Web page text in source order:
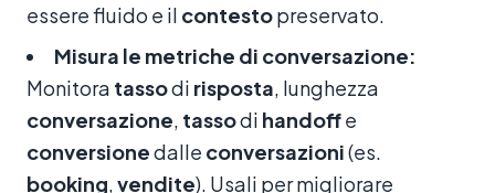
essere fluido e il contestopreservato.
Misura le metriche di conversazione:
Monitora tassodi risposta, lunghezza
conversazione, tassodi handoffe
conversionedalle conversazioni(es.
booking,vendite). Usali per migliorare